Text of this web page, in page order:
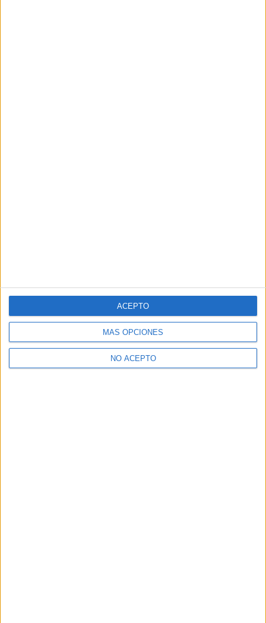
MÁS OPCIONES
NO ACEPTO
ACEPTO